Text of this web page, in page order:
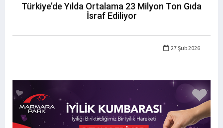
Türkiye’de Yılda Ortalama 23 Milyon Ton Gıda
İsraf Ediliyor
27 Şub 2026